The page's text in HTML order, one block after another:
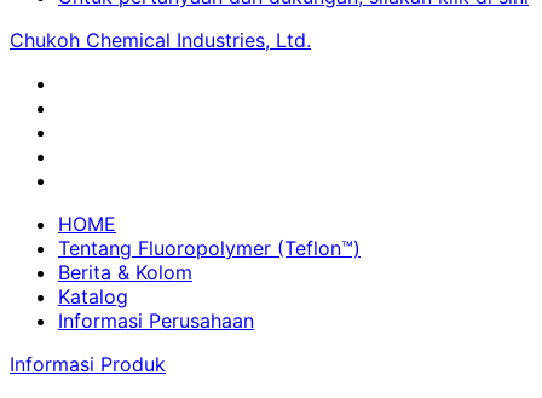
Chukoh Chemical Industries, Ltd.
HOME
Tentang Fluoropolymer (Teflon™)
Berita & Kolom
Katalog
Informasi Perusahaan
Informasi Produk